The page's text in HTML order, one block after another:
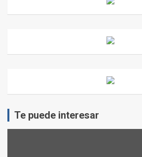
Te puede interesar